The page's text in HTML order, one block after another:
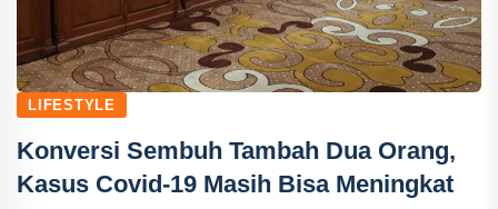
LIFESTYLE
Konversi Sembuh Tambah Dua Orang,
Kasus Covid-19 Masih Bisa Meningkat